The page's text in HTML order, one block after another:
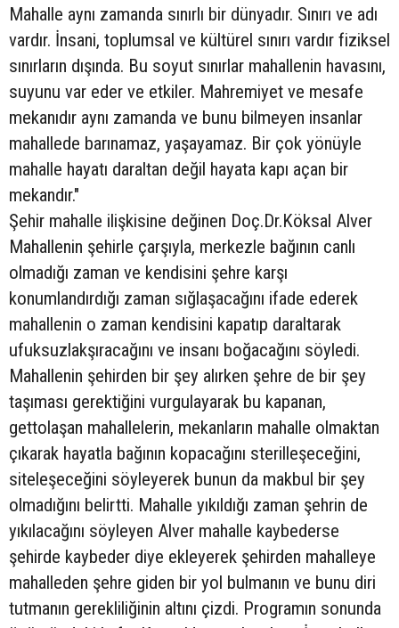
Mahalle aynı zamanda sınırlı bir dünyadır. Sınırı ve adı
vardır. İnsani, toplumsal ve kültürel sınırı vardır fiziksel
sınırların dışında. Bu soyut sınırlar mahallenin havasını,
suyunu var eder ve etkiler. Mahremiyet ve mesafe
mekanıdır aynı zamanda ve bunu bilmeyen insanlar
mahallede barınamaz, yaşayamaz. Bir çok yönüyle
mahalle hayatı daraltan değil hayata kapı açan bir
mekandır."
Şehir mahalle ilişkisine değinen Doç.Dr.Köksal Alver
Mahallenin şehirle çarşıyla, merkezle bağının canlı
olmadığı zaman ve kendisini şehre karşı
konumlandırdığı zaman sığlaşacağını ifade ederek
mahallenin o zaman kendisini kapatıp daraltarak
ufuksuzlakşıracağını ve insanı boğacağını söyledi.
Mahallenin şehirden bir şey alırken şehre de bir şey
taşıması gerektiğini vurgulayarak bu kapanan,
gettolaşan mahallelerin, mekanların mahalle olmaktan
çıkarak hayatla bağının kopacağını sterilleşeceğini,
siteleşeceğini söyleyerek bunun da makbul bir şey
olmadığını belirtti. Mahalle yıkıldığı zaman şehrin de
yıkılacağını söyleyen Alver mahalle kaybederse
şehirde kaybeder diye ekleyerek şehirden mahalleye
mahalleden şehre giden bir yol bulmanın ve bunu diri
tutmanın gerekliliğinin altını çizdi. Programın sonunda